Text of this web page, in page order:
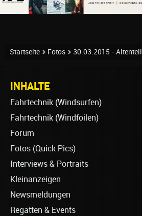
Startseite Fotos 30.03.2015 - Altenteil
INHALTE
Fahrtechnik (Windsurfen)
Fahrtechnik (Windfoilen)
Forum
Fotos (Quick Pics)
Interviews & Portraits
Kleinanzeigen
Newsmeldungen
Regatten & Events